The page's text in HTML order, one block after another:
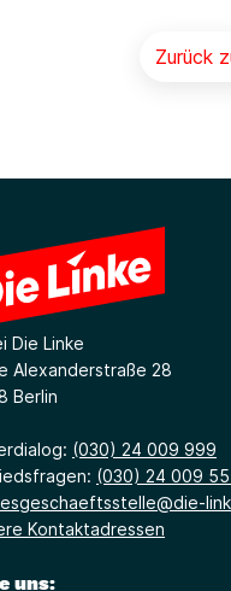
Zurück
Die Linke
Alexanderstraße 28
Berlin
(030) 24 009 999
(030) 24 009
Kontaktadressen
uns: